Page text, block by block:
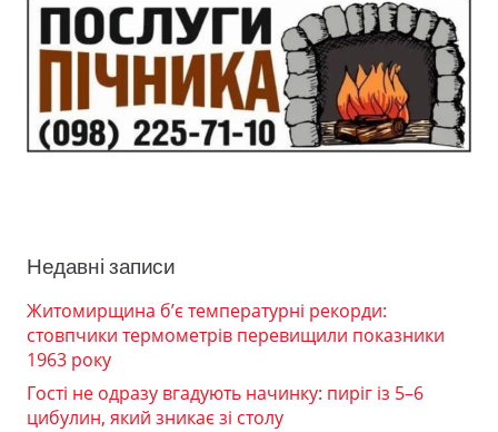
Недавні записи
Житомирщина б’є температурні рекорди:
стовпчики термометрів перевищили показники
1963 року
Гості не одразу вгадують начинку: пиріг із 5–6
цибулин, який зникає зі столу